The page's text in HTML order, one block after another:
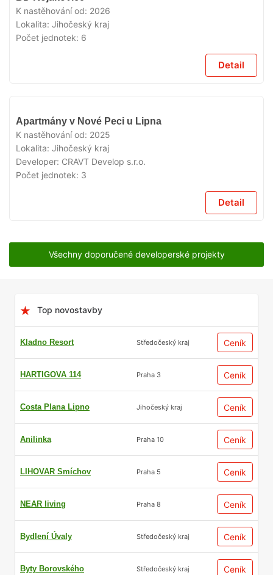
K nastěhování od: 2026
Lokalita: Jihočeský kraj
Počet jednotek: 6
Detail
Apartmány v Nové Peci u Lipna
K nastěhování od: 2025
Lokalita: Jihočeský kraj
Developer: CRAVT Develop s.r.o.
Počet jednotek: 3
Detail
Všechny doporučené developerské projekty
Top novostavby
Kladno Resort Středočeský kraj Ceník
HARTIGOVA 114 Praha 3 Ceník
Costa Plana Lipno Jihočeský kraj Ceník
Anilinka Praha 10 Ceník
LIHOVAR Smíchov Praha 5 Ceník
NEAR living Praha 8 Ceník
Bydlení Úvaly Středočeský kraj Ceník
Byty Borovského Středočeský kraj Ceník